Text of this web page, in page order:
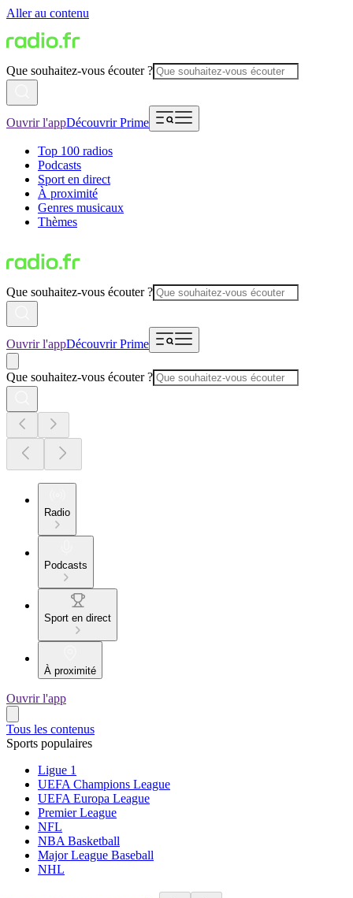
Aller au contenu
Que souhaitez-vous écouter ?
Ouvrir l'appDécouvrir Prime
Top 100 radios
Podcasts
Sport en direct
À proximité
Genres musicaux
Thèmes
Que souhaitez-vous écouter ?
Ouvrir l'appDécouvrir Prime
Que souhaitez-vous écouter ?
Radio
Podcasts
Sport en direct
À proximité
Ouvrir l'app
Tous les contenus
Sports populaires
Ligue 1
UEFA Champions League
UEFA Europa League
Premier League
NFL
NBA Basketball
Major League Baseball
NHL